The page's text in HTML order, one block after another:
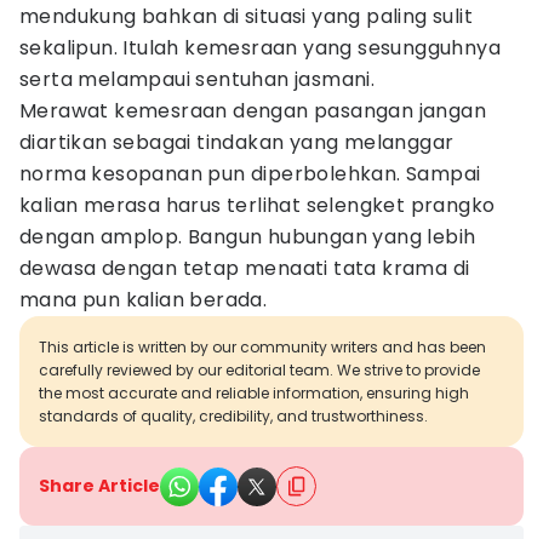
mendukung bahkan di situasi yang paling sulit
sekalipun. Itulah kemesraan yang sesungguhnya
serta melampaui sentuhan jasmani.
Merawat kemesraan dengan pasangan jangan
diartikan sebagai tindakan yang melanggar
norma kesopanan pun diperbolehkan. Sampai
kalian merasa harus terlihat selengket prangko
dengan amplop. Bangun hubungan yang lebih
dewasa dengan tetap menaati tata krama di
mana pun kalian berada.
This article is written by our community writers and has been
carefully reviewed by our editorial team. We strive to provide
the most accurate and reliable information, ensuring high
standards of quality, credibility, and trustworthiness.
Share Article